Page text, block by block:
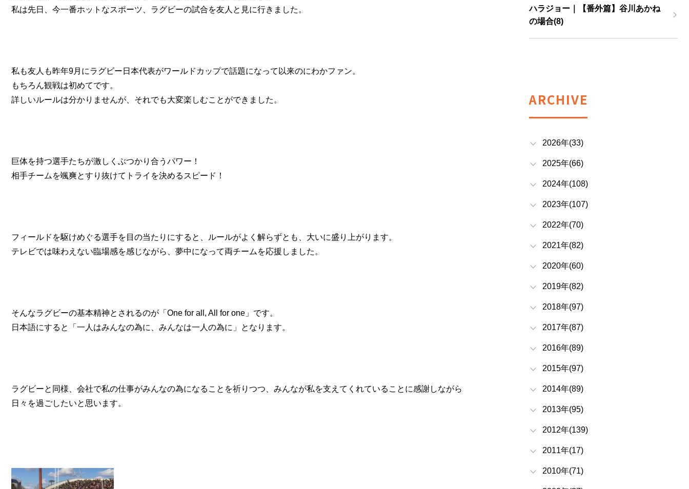
私は先日、今一番ホットなスポーツ、ラグビーの試合を友人と見に行きました。
私も友人も昨年9月にラグビー日本代表がワールドカップで話題になって以来のにわかファン。
もちろん観戦は初めてです。
詳しいルールは分かりませんが、それでも大変楽しむことができました。
巨体を持つ選手たちが激しくぶつかり合うパワー！
相手チームを颯爽とすり抜けてトライを決めるスピード！
フィールドを駆けめぐる選手を目の当たりにすると、ルールがよく解らずとも、大いに盛り上がります。
テレビでは味わえない臨場感を感じながら、夢中になって両チームを応援しました。
そんなラグビーの基本精神とされるのが「One for all, All for one」です。
日本語にすると「一人はみんなの為に、みんなは一人の為に」となります。
ラグビーと同様、会社で私の仕事がみんなの為になることを祈りつつ、みんなが私を支えてくれていることに感謝しながら
日々を過ごしたいと思います。
ハラジョー｜【番外篇】谷川あかね
の場合(8)
ARCHIVE
2026年(33)
2025年(66)
2024年(108)
2023年(107)
2022年(70)
2021年(82)
2020年(60)
2019年(82)
2018年(97)
2017年(87)
2016年(89)
2015年(97)
2014年(89)
2013年(95)
2012年(139)
2011年(17)
2010年(71)